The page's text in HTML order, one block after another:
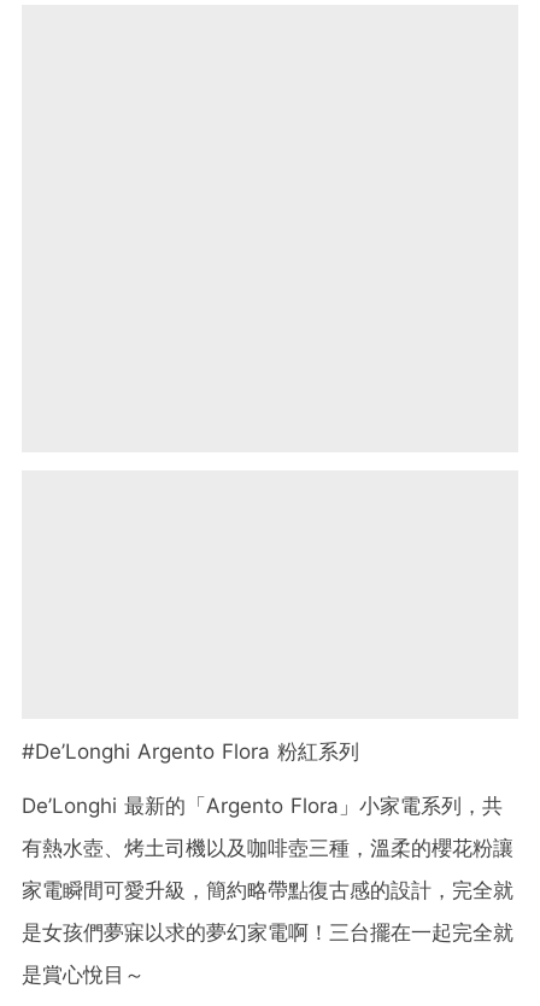
#De’Longhi Argento Flora 粉紅系列
De’Longhi 最新的「Argento Flora」小家電系列，共
有熱水壺、烤土司機以及咖啡壺三種，溫柔的櫻花粉讓
家電瞬間可愛升級，簡約略帶點復古感的設計，完全就
是女孩們夢寐以求的夢幻家電啊！三台擺在一起完全就
是賞心悅目～